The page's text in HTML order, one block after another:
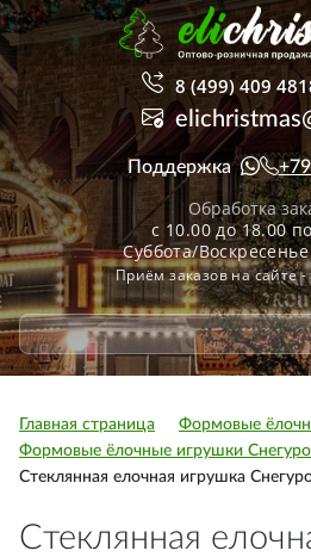
8 (499) 409
Поддержка
Обработка
с 10.00 до 18.00
Суббота/
Приём заказов на сайте -
Главная страница
Формовые
Формовые ёлочные игрушки
Стеклянная елочная игрушка
Стеклянная